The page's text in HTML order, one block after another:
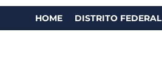
HOME DISTRITO FEDERAL